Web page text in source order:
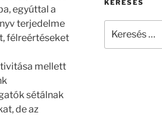
egyúttal a
terjedelme
félreértéseket
mellett
sétálnak
de az
KERESÉS
következő